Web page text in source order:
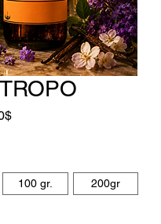
Precio de oferta
100 gr. 200gr